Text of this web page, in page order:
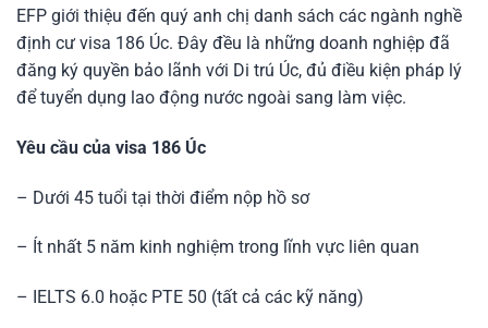
EFP giới thiệu đến quý anh chị danh sách các ngành nghề
định cư visa 186 Úc. Đây đều là những doanh nghiệp đã
đăng ký quyền bảo lãnh với Di trú Úc, đủ điều kiện pháp lý
để tuyển dụng lao động nước ngoài sang làm việc.
Yêu cầu của visa 186 Úc
– Dưới 45 tuổi tại thời điểm nộp hồ sơ
– Ít nhất 5 năm kinh nghiệm trong lĩnh vực liên quan
– IELTS 6.0 hoặc PTE 50 (tất cả các kỹ năng)